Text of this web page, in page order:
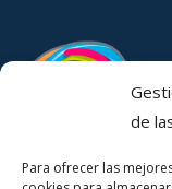
de
Para ofrecer las
Contacta con